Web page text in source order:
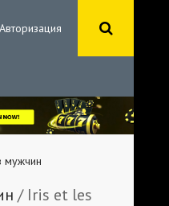
Авторизация
мужчин
/ Iris et les